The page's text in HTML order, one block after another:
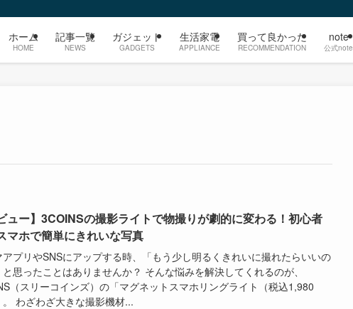
ホーム
HOME
記事一覧
NEWS
ガジェット
GADGETS
生活家電
APPLIANCE
買って良かった
RECOMMENDATION
note
公式note
ュー】3COINSの撮影ライトで物撮りが劇的に変わる！初心者
マホで簡単にきれいな写真
プリやSNSにアップする時、「もう少し明るくきれいに撮れたらいいの
思ったことはありませんか？ そんな悩みを解決してくれるのが、
（スリーコインズ）の「マグネットスマホリングライト（税込1,980
わざわざ大きな撮影機材...